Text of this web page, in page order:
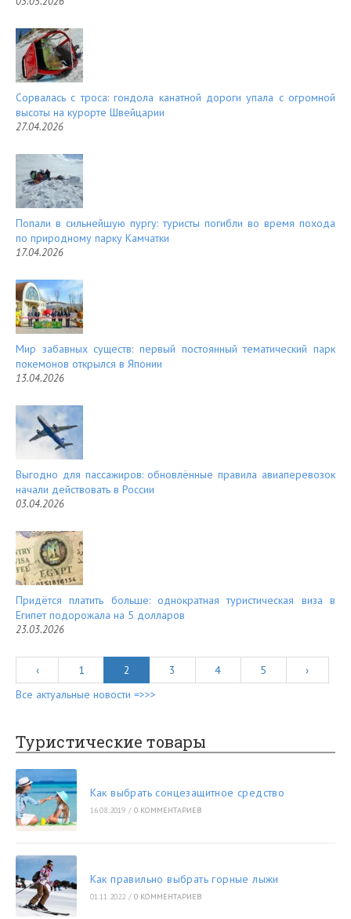
Сорвалась с троса: гондола канатной дороги упала с огромной
высоты на курорте Швейцарии
27.04.2026
Попали в сильнейшую пургу: туристы погибли во время похода
по природному парку Камчатки
17.04.2026
Мир забавных существ: первый постоянный тематический парк
покемонов открылся в Японии
13.04.2026
Выгодно для пассажиров: обновлённые правила авиаперевозок
начали действовать в России
03.04.2026
Придётся платить больше: однократная туристическая виза в
Египет подорожала на 5 долларов
23.03.2026
‹ 1 2 3 4 5
›
Все актуальные новости =>>>
Туристические товары
Как выбрать сонцезащитное средство
16.08.2019 / 0 КОММЕНТАРИЕВ
Как правильно выбрать горные лыжи
01.11.2022 / 0 КОММЕНТАРИЕВ